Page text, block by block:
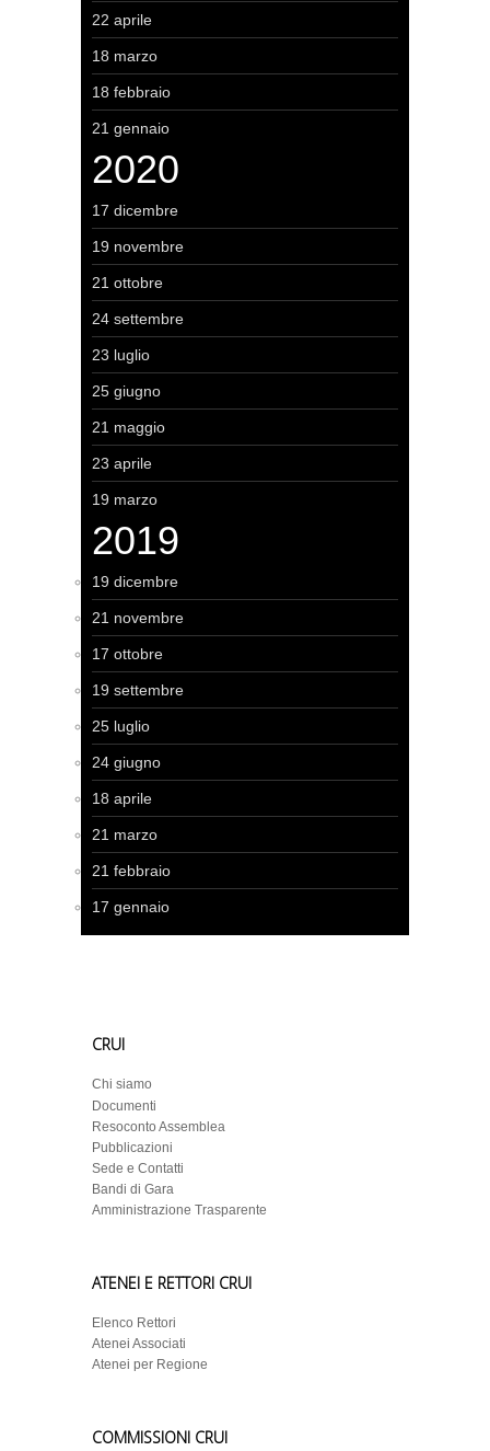
22 aprile
18 marzo
18 febbraio
21 gennaio
2020
17 dicembre
19 novembre
21 ottobre
24 settembre
23 luglio
25 giugno
21 maggio
23 aprile
19 marzo
2019
19 dicembre
21 novembre
17 ottobre
19 settembre
25 luglio
24 giugno
18 aprile
21 marzo
21 febbraio
17 gennaio
CRUI
Chi siamo
Documenti
Resoconto Assemblea
Pubblicazioni
Sede e Contatti
Bandi di Gara
Amministrazione Trasparente
ATENEI E RETTORI CRUI
Elenco Rettori
Atenei Associati
Atenei per Regione
COMMISSIONI CRUI